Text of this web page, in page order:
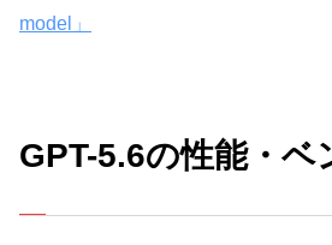
model」
GPT-5.6の性能・ベ